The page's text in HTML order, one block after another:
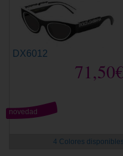
DX6012
novedad
4 Colores disponibles